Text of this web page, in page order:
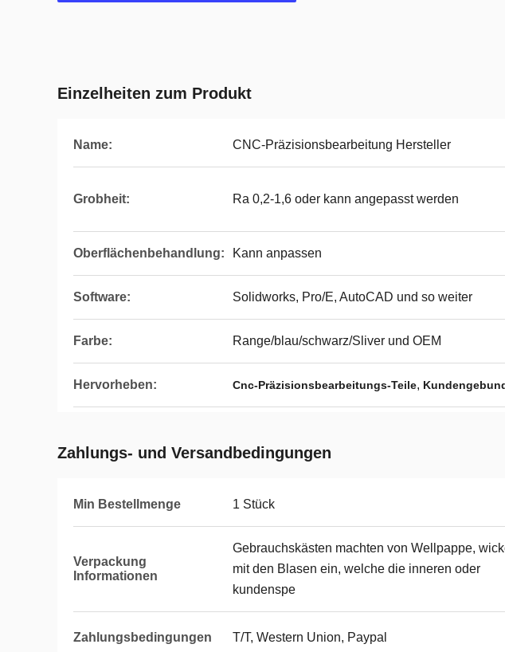
Einzelheiten zum Produkt
Name: CNC-Präzisionsbearbeitung Hersteller
Grobheit: Ra 0,2-1,6 oder kann angepasst werden
Oberflächenbehandlung: Kann anpassen
Software: Solidworks, Pro/E, AutoCAD und so weiter
Farbe: Range/blau/schwarz/Sliver und OEM
Hervorheben: Cnc-Präzisionsbearbeitungs-Teile,
Zahlungs- und Versandbedingungen
Min Bestellmenge 1 Stück
Verpackung
Informationen
Gebrauchskästen machten von Wellpappe,
mit den Blasen ein, welche die inneren oder
kundenspe
Zahlungsbedingungen T/T, Western Union, Paypal